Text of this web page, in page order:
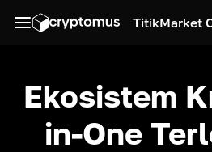
TitikMarket
Ekosistem
in-One